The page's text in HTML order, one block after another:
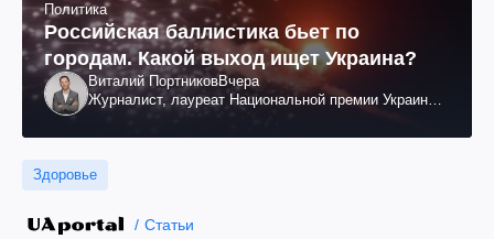
Политика
Российская баллистика бьет по
городам. Какой выход ищет Украина?
Виталий ПортниковВчера
Журналист, лауреат Национальной премии Украины
Здоровье
Статьи